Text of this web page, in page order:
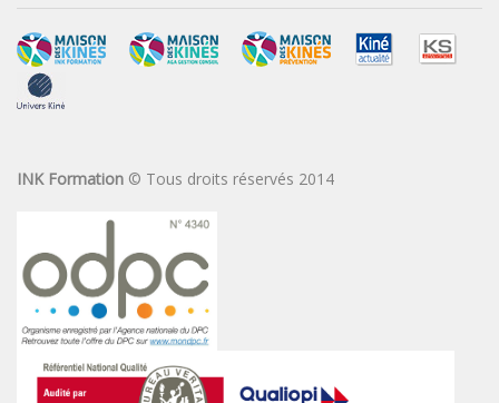
INK Formation © Tous droits réservés 2014